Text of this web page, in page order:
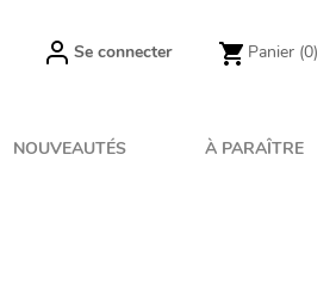
Se connecter Panier (0)
NOUVEAUTÉS À PARAÎTRE